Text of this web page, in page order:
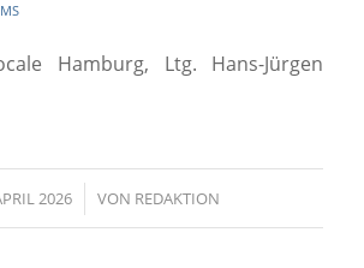
Hamburg, Ltg. Hans-Jürgen
2026
/ VON REDAKTION